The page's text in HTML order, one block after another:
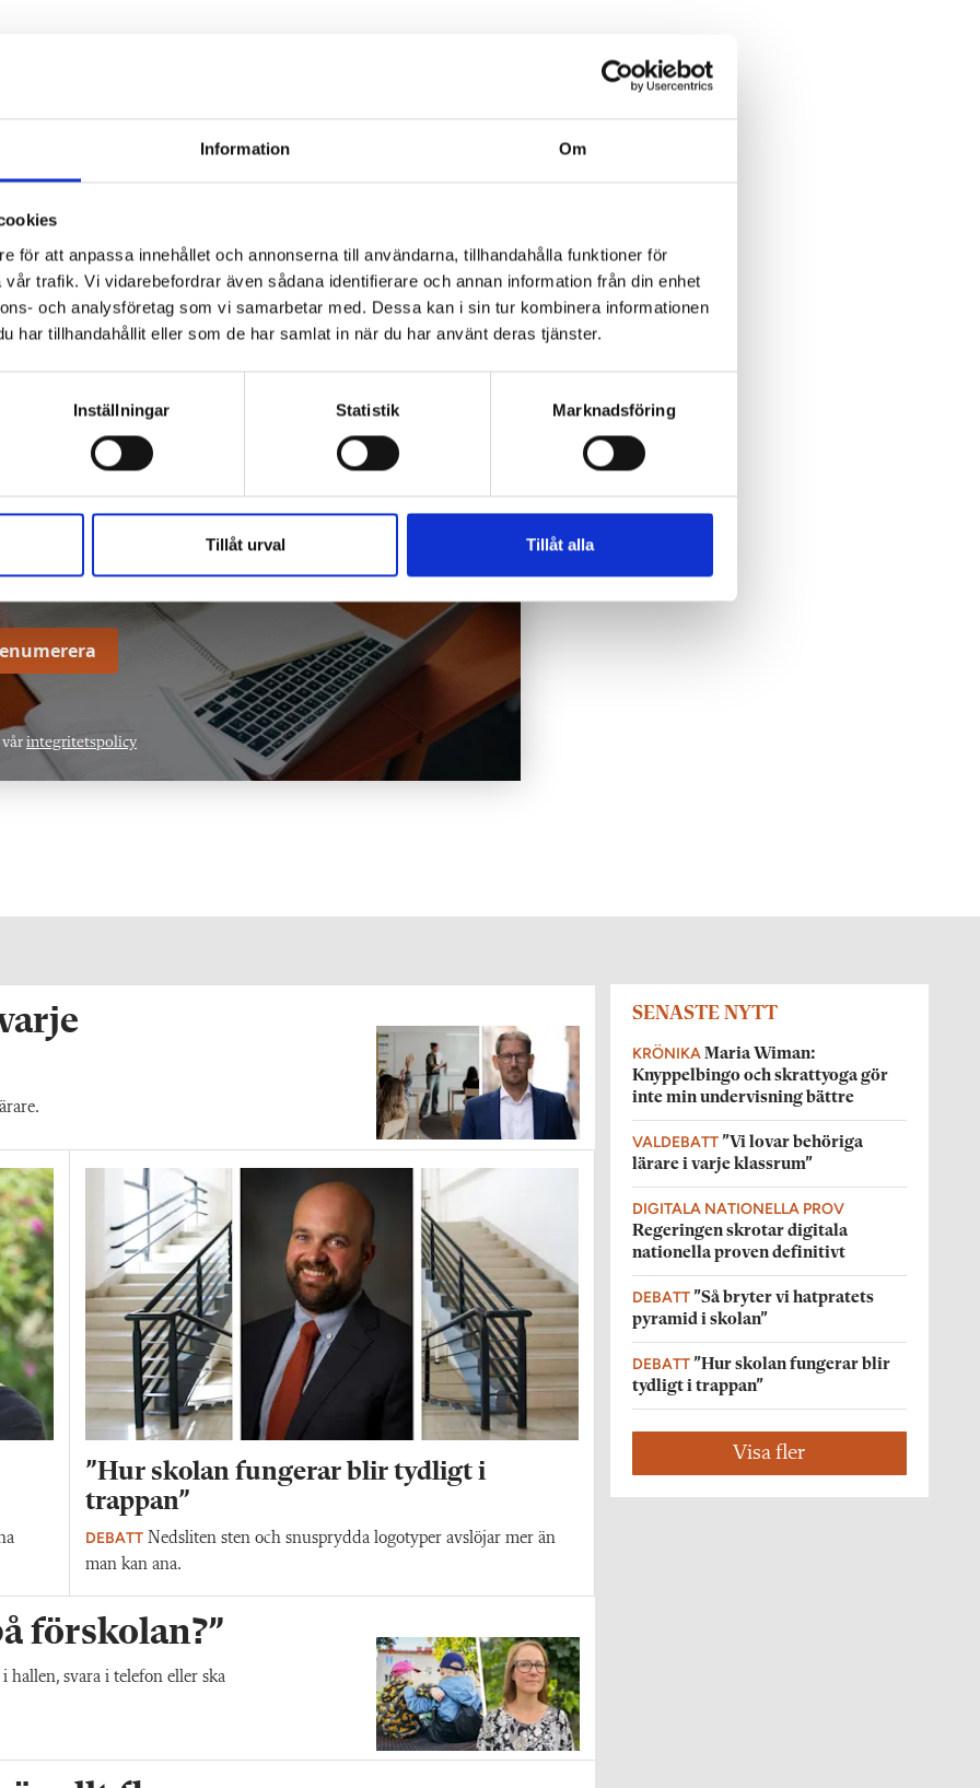
Information Om
för att anpassa innehållet och annonserna till användarna, tillhandahålla funktioner för
trafik. Vi vidarebefordrar även sådana identifierare och annan information från din enhet
och analysföretag som vi samarbetar med. Dessa kan i sin tur kombinera informationen
har tillhandahållit eller som de har samlat in när du har använt deras tjänster.
Inställningar Statistik Marknadsföring
Tillåt urval Tillåt alla
och vi får återkomma inom kort. I Tidöavtalet slås
information och kortad kötid, säger Lotta Edholm.
för när utredningen sjösätts.
ViLärare.se
om läraryrket till din inkorg.
vår integritetspolicy
”Hur skolan fungerar blir tydligt i
trappan”
DEBATT Nedsliten sten och snusprydda logotyper avslöjar mer än
man kan ana.
förskolan?”
hallen, svara i telefon eller ska
SENASTE NYTT
KRÖNIKA Maria Wiman:
Knyppelbingo och skrattyoga gör
inte min undervisning bättre
VALDEBATT ”Vi lovar behöriga
lärare i varje klassrum”
DIGITALA NATIONELLA PROV
Regeringen skrotar digitala
nationella proven definitivt
DEBATT ”Så bryter vi hatpratets
pyramid i skolan”
DEBATT ”Hur skolan fungerar blir
tydligt i trappan”
Visa fler